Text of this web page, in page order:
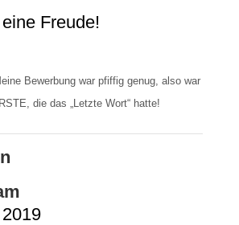
Freude!
Bewerbung war pfiffig genug, also war
die das „Letzte Wort“ hatte!